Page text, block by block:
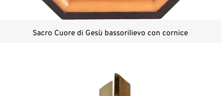
Sacro Cuore di Gesù bassorilievo con cornice